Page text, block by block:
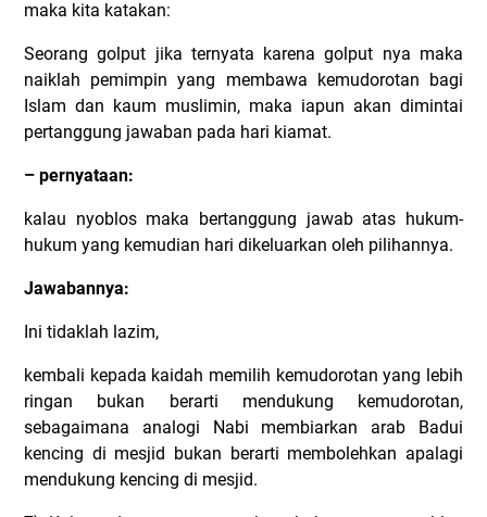
maka kita katakan:
Seorang golput jika ternyata karena golput nya maka
naiklah pemimpin yang membawa kemudorotan bagi
Islam dan kaum muslimin, maka iapun akan dimintai
pertanggung jawaban pada hari kiamat.
– pernyataan:
kalau nyoblos maka bertanggung jawab atas hukum-
hukum yang kemudian hari dikeluarkan oleh pilihannya.
Jawabannya:
Ini tidaklah lazim,
kembali kepada kaidah memilih kemudorotan yang lebih
ringan bukan berarti mendukung kemudorotan,
sebagaimana analogi Nabi membiarkan arab Badui
kencing di mesjid bukan berarti membolehkan apalagi
mendukung kencing di mesjid.